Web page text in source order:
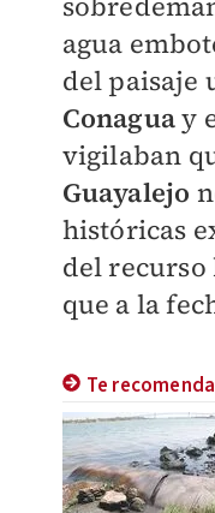
agua
del paisaje
Conaguay
vigilaban
Guayalejo
históricas
del
que a la
Te